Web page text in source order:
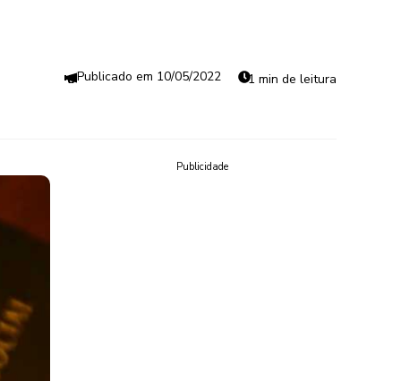
10/05/2022 1 min de leitura
Publicidade